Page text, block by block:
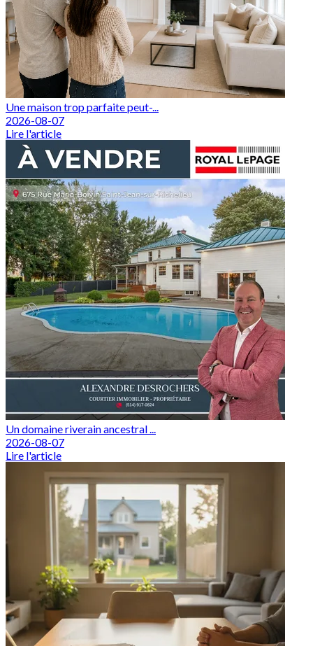
Une maison trop parfaite peut-...
2026-08-07
Lire l'article
Un domaine riverain ancestral ...
2026-08-07
Lire l'article